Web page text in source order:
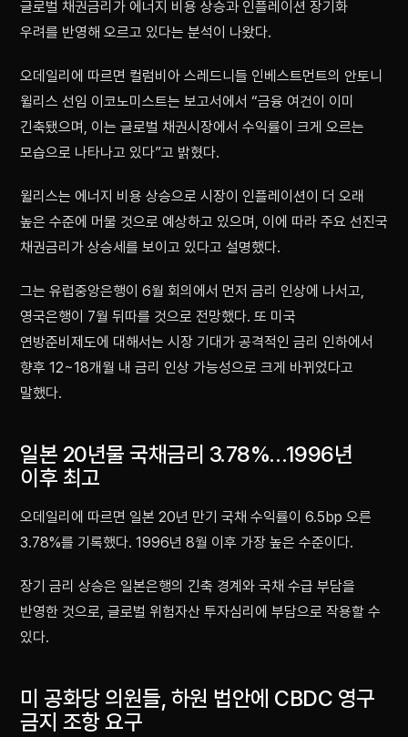
글로벌 채권금리가 에너지 비용 상승과 인플레이션 장기화
우려를 반영해 오르고 있다는 분석이 나왔다.
오데일리에 따르면 컬럼비아 스레드니들 인베스트먼트의 안토니
윌리스 선임 이코노미스트는 보고서에서 “금융 여건이 이미
긴축됐으며, 이는 글로벌 채권시장에서 수익률이 크게 오르는
모습으로 나타나고 있다”고 밝혔다.
윌리스는 에너지 비용 상승으로 시장이 인플레이션이 더 오래
높은 수준에 머물 것으로 예상하고 있으며, 이에 따라 주요 선진국
채권금리가 상승세를 보이고 있다고 설명했다.
그는 유럽중앙은행이 6월 회의에서 먼저 금리 인상에 나서고,
영국은행이 7월 뒤따를 것으로 전망했다. 또 미국
연방준비제도에 대해서는 시장 기대가 공격적인 금리 인하에서
향후 12~18개월 내 금리 인상 가능성으로 크게 바뀌었다고
말했다.
일본 20년물 국채금리 3.78%…1996년
이후 최고
오데일리에 따르면 일본 20년 만기 국채 수익률이 6.5bp 오른
3.78%를 기록했다. 1996년 8월 이후 가장 높은 수준이다.
장기 금리 상승은 일본은행의 긴축 경계와 국채 수급 부담을
반영한 것으로, 글로벌 위험자산 투자심리에 부담으로 작용할 수
있다.
미 공화당 의원들, 하원 법안에 CBDC 영구
금지 조항 요구